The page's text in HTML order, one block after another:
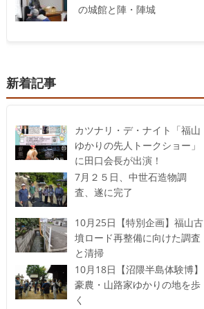
の城館と陣・陣城
新着記事
カツナリ・デ・ナイト「福山
ゆかりの先人トークショー」
に田口会長が出演！
7月２５日、中世石造物調
査、遂に完了
10月25日【特別企画】福山古
墳ロード再整備に向けた調査
と清掃
10月18日【沼隈半島体験博】
豪農・山路家ゆかりの地を歩
く